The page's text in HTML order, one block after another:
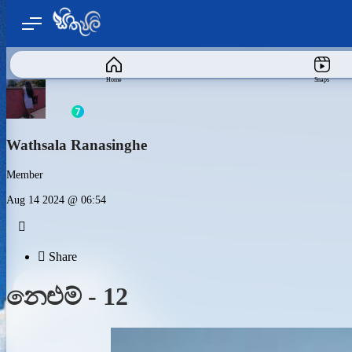
Home Snaps
Wathsala Ranasinghe
Member
Aug 14 2024 @ 06:54

 Share
නෙළුම් - 12